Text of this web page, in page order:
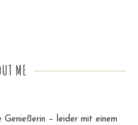
ME
Genießerin – leider mit einem